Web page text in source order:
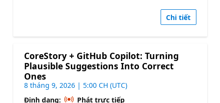
Chi tiết
CoreStory + GitHub Copilot: Turning
Plausible Suggestions Into Correct
Ones
8 tháng 9, 2026 | 5:00 CH (UTC)
Định dạng:
Phát trực tiếp